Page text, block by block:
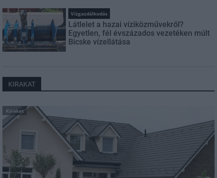
Vízgazdálkodás
Látlelet a hazai víziközművekről?
Egyetlen, fél évszázados vezetéken múlt
Bicske vízellátása
KIRAKAT
Kirakat